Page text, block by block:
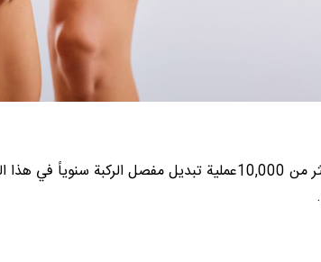
لقد ازداد الطلب على عملية تغيير مفصل الركبة في ايران خلال العقد الماضي، حيث يتم إجراء أكثر